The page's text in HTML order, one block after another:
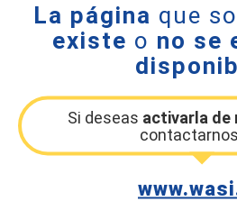
La página que
existe o no se
Si deseas activarla de